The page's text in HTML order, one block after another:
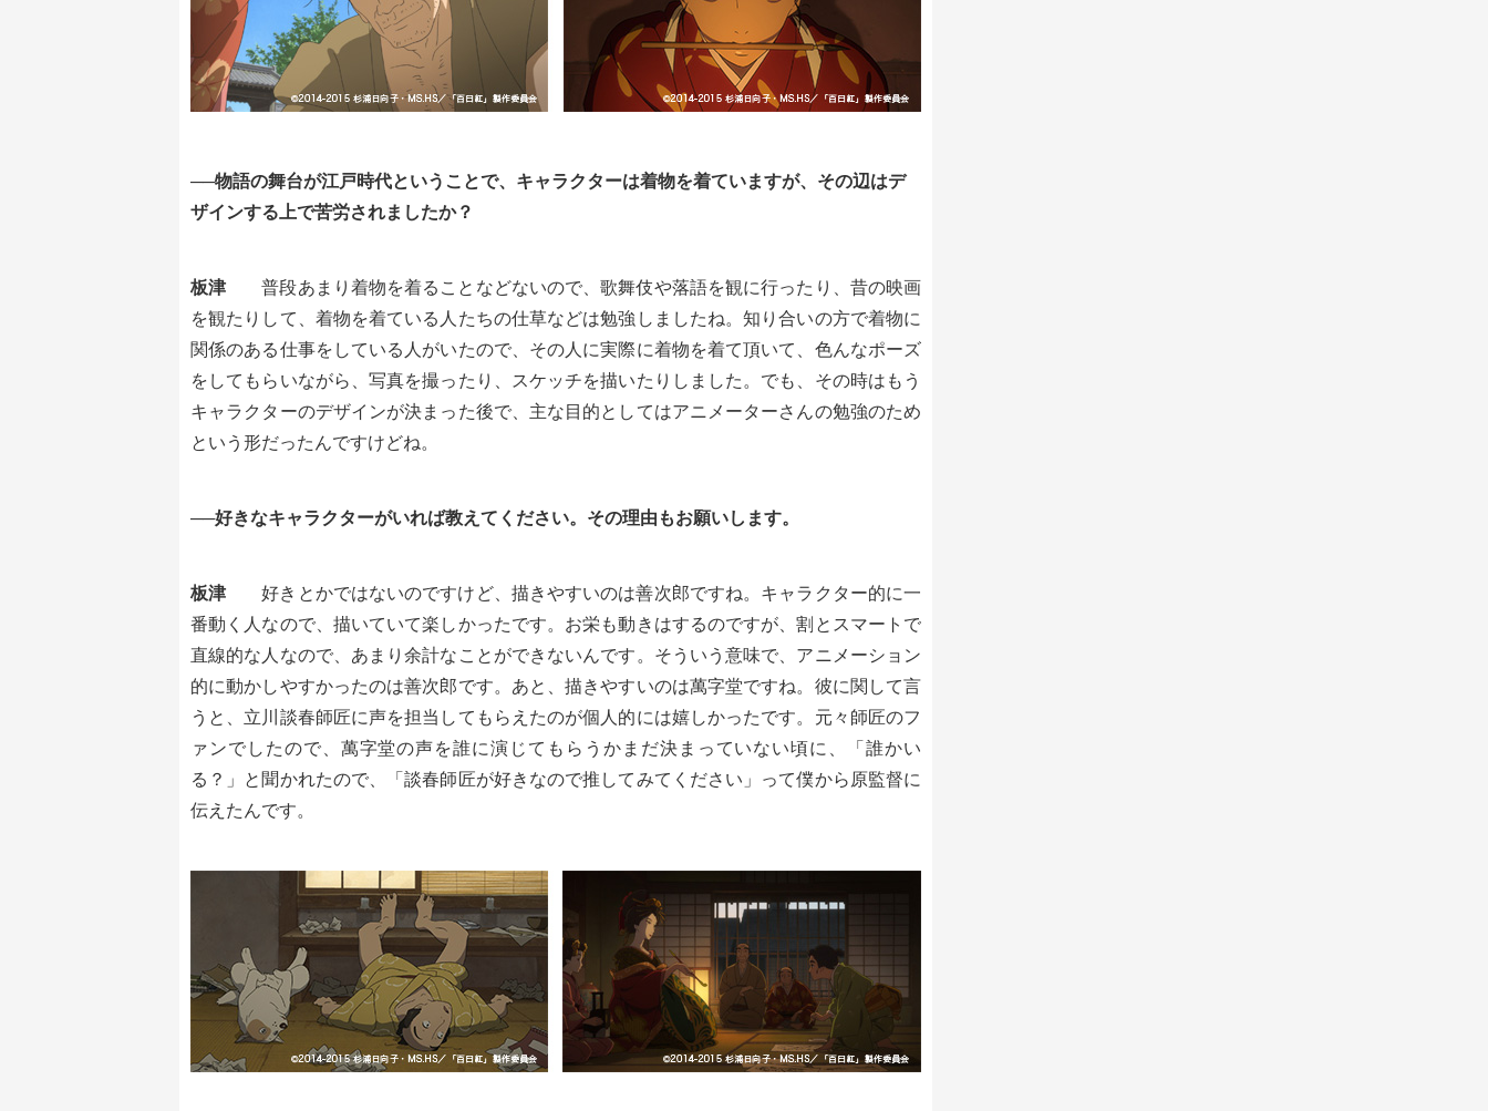
──物語の舞台が江戸時代ということで、キャラクターは着物を着ていますが、その辺はデ
ザインする上で苦労されましたか？
板津
普段あまり着物を着ることなどないので、歌舞伎や落語を観に行ったり、昔の映画
を観たりして、着物を着ている人たちの仕草などは勉強しましたね。知り合いの方で着物に
関係のある仕事をしている人がいたので、その人に実際に着物を着て頂いて、色んなポーズ
をしてもらいながら、写真を撮ったり、スケッチを描いたりしました。でも、その時はもう
キャラクターのデザインが決まった後で、主な目的としてはアニメーターさんの勉強のため
という形だったんですけどね。
──好きなキャラクターがいれば教えてください。その理由もお願いします。
板津
好きとかではないのですけど、描きやすいのは善次郎ですね。キャラクター的に一
番動く人なので、描いていて楽しかったです。お栄も動きはするのですが、割とスマートで
直線的な人なので、あまり余計なことができないんです。そういう意味で、アニメーション
的に動かしやすかったのは善次郎です。あと、描きやすいのは萬字堂ですね。彼に関して言
うと、立川談春師匠に声を担当してもらえたのが個人的には嬉しかったです。元々師匠のフ
ァンでしたので、萬字堂の声を誰に演じてもらうかまだ決まっていない頃に、「誰かい
る？」と聞かれたので、「談春師匠が好きなので推してみてください」って僕から原監督に
伝えたんです。